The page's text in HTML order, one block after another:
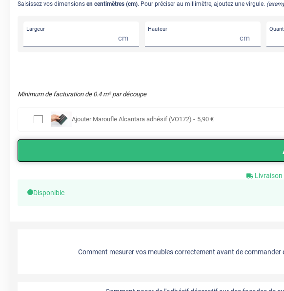
Saisissez vos dimensions en centimètres (cm). Pour préciser au millimètre, ajoutez une virgule.
Largeur
cm
Hauteur
cm
Minimum de facturation de 0.4m² par découpe
Ajouter Maroufle Alcantara adhésif (VO172) - 5,90 €
Livraison
Disponible
Comment mesurer vos meubles correctement avant de commander